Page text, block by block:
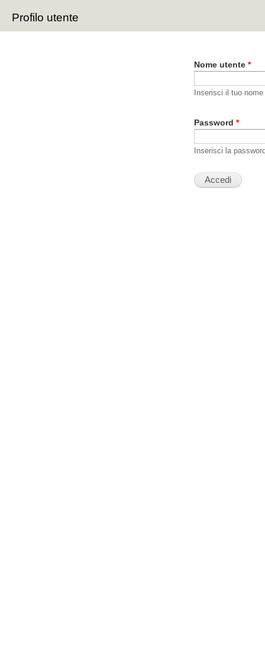
Profilo utente
Schede primarie
Nome utente *
Inserisci il tuo
Password *
Inserisci la